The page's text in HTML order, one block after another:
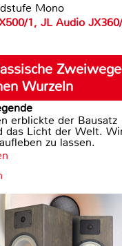
Mono
1, JL Audio
Wurzeln
erblickte der
das Licht der Welt.
zu lassen.